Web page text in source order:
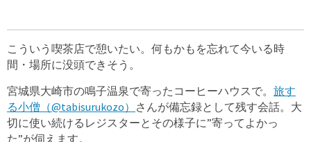
こういう喫茶店で憩いたい。何もかもを忘れて今いる時
間・場所に没頭できそう。
宮城県大崎市の鳴子温泉で寄ったコーヒーハウスで。 旅す
る小僧（@tabisurukozo） さんが備忘録として残す会話。大
切に使い続けるレジスターとその様子に”寄ってよかっ
た”が伺えます。